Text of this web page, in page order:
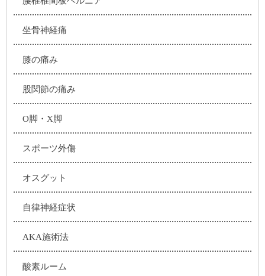
坐骨神経痛
膝の痛み
股関節の痛み
O脚・X脚
スポーツ外傷
オスグット
自律神経症状
AKA施術法
酸素ルーム